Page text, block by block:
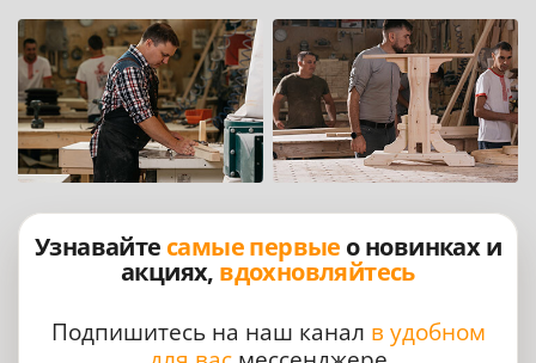
Узнавайте самые первые о новинках и
акциях, вдохновляйтесь
Подпишитесь на наш канал в удобном